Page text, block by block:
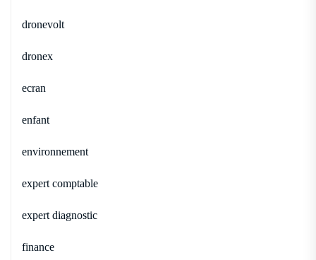
dronevolt
dronex
ecran
enfant
environnement
expert comptable
expert diagnostic
finance